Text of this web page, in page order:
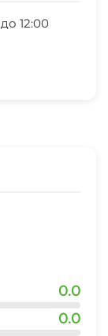
12:00
0.0
0.0